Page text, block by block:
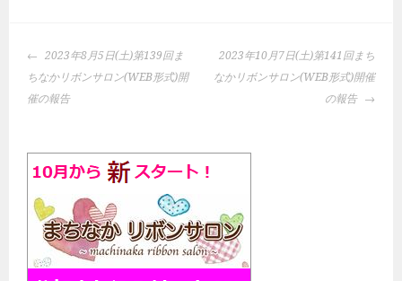
投
稿
ナ
ー
シ
ョ
ン
2023年8月5日(土)第139回ま
ちなかリボンサロン(WEB形式)開
催の報告
2023年10月7日(土)第141回まち
なかリボンサロン(WEB形式)開催
の報告